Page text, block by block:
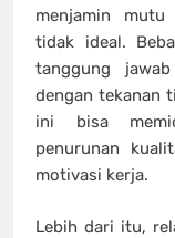
menjamin mutu
tidak ideal.
tanggung
dengan tekanan
ini bisa
penurunan
motivasi kerja.
Lebih dari itu,